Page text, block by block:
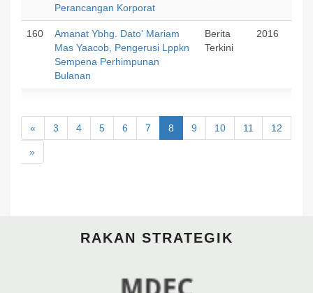
Perancangan Korporat
160
Amanat Ybhg. Dato' Mariam
Mas Yaacob, Pengerusi Lppkn
Sempena Perhimpunan
Bulanan
Berita
Terkini
2016
« 3 4 5 6 7 8 9 10 11 12
»
RAKAN STRATEGIK